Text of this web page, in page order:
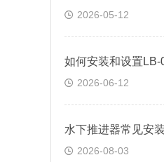
2026-05-12
2026-06-12
水下推进器常见安
2026-08-03